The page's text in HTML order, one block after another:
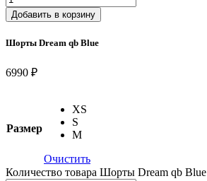
Добавить в корзину
Шорты Dream qb Blue
6990 ₽
Размер
XS
S
M
Очистить
Количество товара Шорты Dream qb Blue